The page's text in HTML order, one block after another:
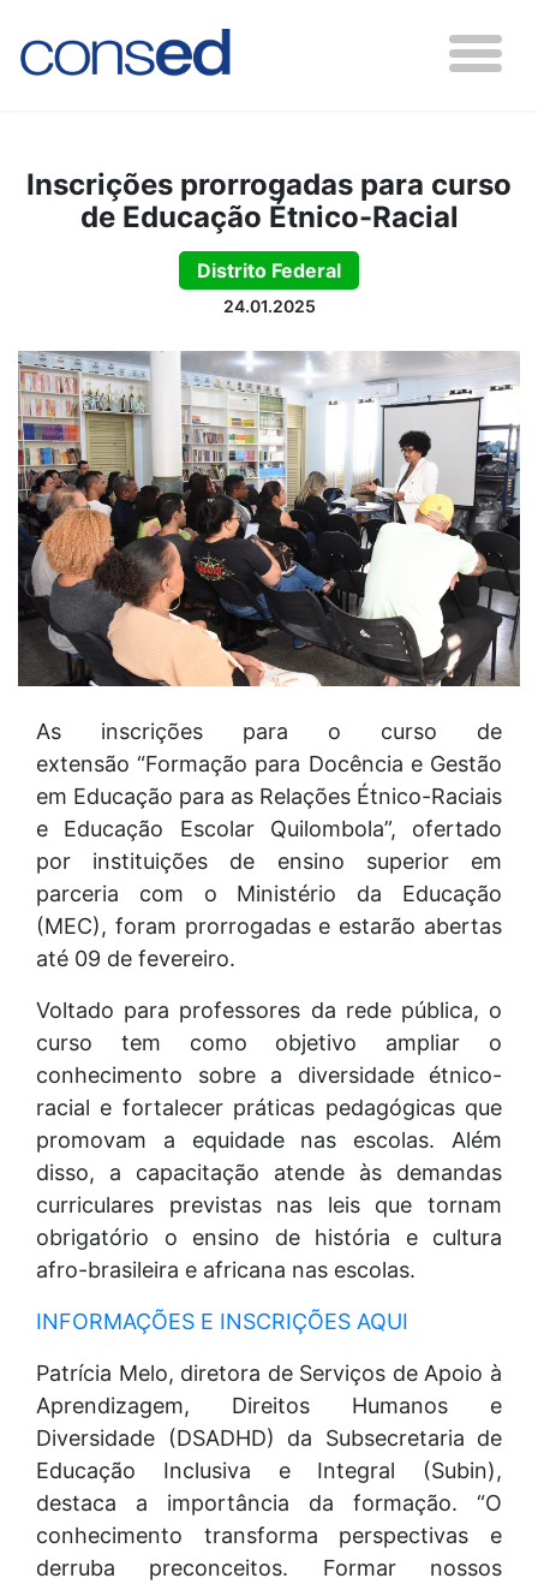
Inscrições prorrogadas para curso
de Educação Étnico-Racial
Distrito Federal
24.01.2025
As inscrições para o curso de
extensão “Formação para Docência e Gestão
em Educação para as Relações Étnico-Raciais
e Educação Escolar Quilombola”, ofertado
por instituições de ensino superior em
parceria com o Ministério da Educação
(MEC), foram prorrogadas e estarão abertas
até 09 de fevereiro.
Voltado para professores da rede pública, o
curso tem como objetivo ampliar o
conhecimento sobre a diversidade étnico-
racial e fortalecer práticas pedagógicas que
promovam a equidade nas escolas. Além
disso, a capacitação atende às demandas
curriculares previstas nas leis que tornam
obrigatório o ensino de história e cultura
afro-brasileira e africana nas escolas.
INFORMAÇÕES E INSCRIÇÕES AQUI
Patrícia Melo, diretora de Serviços de Apoio à
Aprendizagem, Direitos Humanos e
Diversidade (DSADHD) da Subsecretaria de
Educação Inclusiva e Integral (Subin),
destaca a importância da formação. “O
conhecimento transforma perspectivas e
derruba preconceitos. Formar nossos